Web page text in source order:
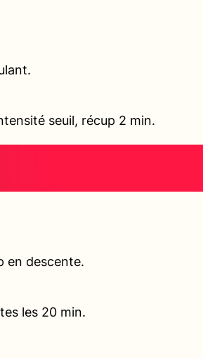
seuil, récup 2 min.
en descente.
les 20 min.